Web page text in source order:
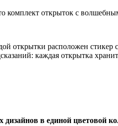
комплект открыток с
открытки расположен
каждая открытка
дизайнов в единой цветовой